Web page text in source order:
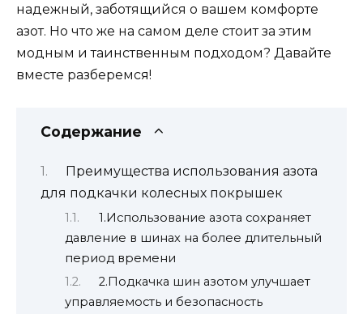
надежный, заботящийся о вашем комфорте
азот. Но что же на самом деле стоит за этим
модным и таинственным подходом? Давайте
вместе разберемся!
Содержание
Преимущества использования азота
для подкачки колесных покрышек
1.Использование азота сохраняет
давление в шинах на более длительный
период времени
2.Подкачка шин азотом улучшает
управляемость и безопасность